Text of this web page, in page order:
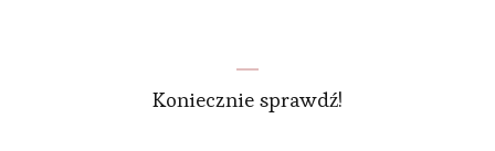
Koniecznie sprawdź!